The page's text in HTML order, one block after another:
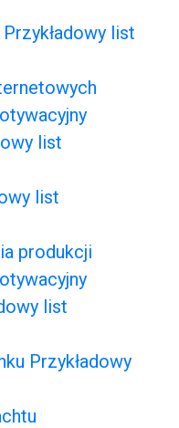
list
list
list
produkcji
list
Przykładowy